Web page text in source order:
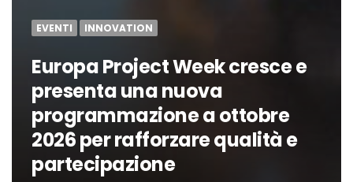
EVENTI INNOVATION
Europa Project Week cresce e
presenta una nuova
programmazione a ottobre
2026 per rafforzare qualità e
partecipazione